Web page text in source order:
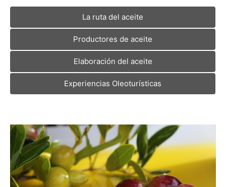
La ruta del aceite
Productores de aceite
Elaboración del aceite
Experiencias Oleoturísticas